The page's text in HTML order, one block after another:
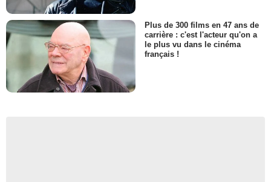
Plus de 300 films en 47 ans de
carrière : c'est l'acteur qu'on a
le plus vu dans le cinéma
français !